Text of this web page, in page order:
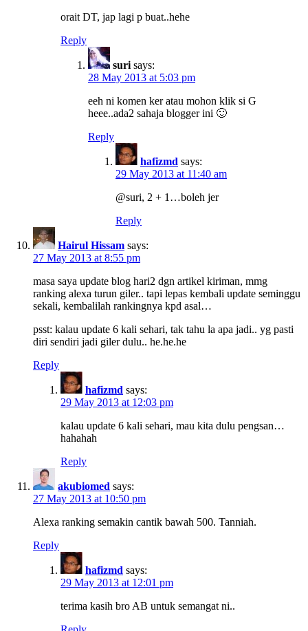
orait DT, jap lagi p buat..hehe
Reply
suri says:
28 May 2013 at 5:03 pm
eeh ni komen ker atau mohon klik si G
heee..ada2 sahaja blogger ini 🙂
Reply
hafizmd says:
29 May 2013 at 11:40 am
@suri, 2 + 1…boleh jer
Reply
Hairul Hissam says:
27 May 2013 at 8:55 pm
masa saya update blog hari2 dgn artikel kiriman, mmg
ranking alexa turun giler.. tapi lepas kembali update seminggu
sekali, kembalilah rankingnya kpd asal…
psst: kalau update 6 kali sehari, tak tahu la apa jadi.. yg pasti
diri sendiri jadi giler dulu.. he.he.he
Reply
hafizmd says:
29 May 2013 at 12:03 pm
kalau update 6 kali sehari, mau kita dulu pengsan…
hahahah
Reply
akubiomed says:
27 May 2013 at 10:50 pm
Alexa ranking semakin cantik bawah 500. Tanniah.
Reply
hafizmd says:
29 May 2013 at 12:01 pm
terima kasih bro AB untuk semangat ni..